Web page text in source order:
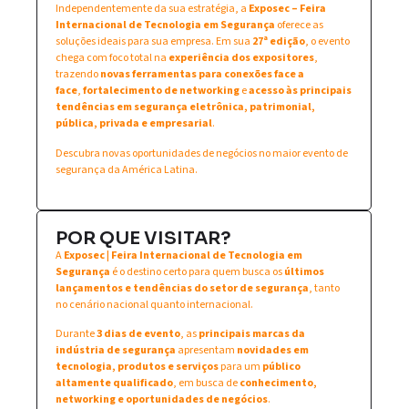
Independentemente da sua estratégia, a Exposec – Feira
Internacional de Tecnologia em Segurança oferece as
soluções ideais para sua empresa. Em sua 27ª edição, o evento
chega com foco total na experiência dos expositores,
trazendonovas ferramentas para conexões face a
face,fortalecimento de networkingeacesso às principais
tendências em segurança eletrônica, patrimonial,
pública, privada e empresarial.
Descubra novas oportunidades de negócios no maior evento de
segurança da América Latina.
POR QUE VISITAR?
AExposec | Feira Internacional de Tecnologia em
Segurança é o destino certo para quem busca osúltimos
lançamentos e tendências do setor de segurança, tanto
no cenário nacional quanto internacional.
Durante3 dias de evento, asprincipais marcas da
indústria de segurança apresentam novidades em
tecnologia, produtos e serviçospara um público
altamente qualificado, em busca deconhecimento,
networking e oportunidades de negócios.